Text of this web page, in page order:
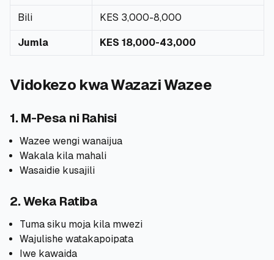
Tafuta Mkopo Wako Bora
Bili KES 3,000-8,000
Jumla KES 18,000-43,000
Vidokezo kwa Wazazi Wazee
1. M-Pesa ni Rahisi
Wazee wengi wanaijua
Wakala kila mahali
Wasaidie kusajili
2. Weka Ratiba
Tuma siku moja kila mwezi
Wajulishe watakapoipata
Iwe kawaida